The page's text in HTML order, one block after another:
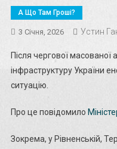
А Що Там Гроші?
3 Січня, 2026 Устин
Після чергової масованої
інфраструктуру України
ситуацію.
Про це повідомило
Зокрема, у Рівненській,